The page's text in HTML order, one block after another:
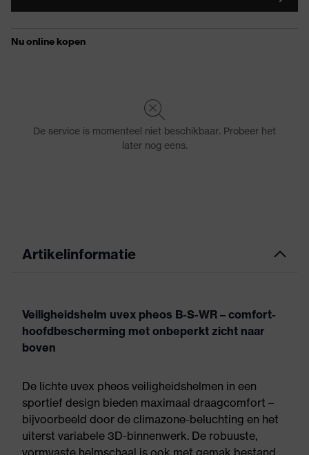
Artikelinformatie
Veiligheidshelm uvex pheos B-S-WR – comfort-
hoofdbescherming met onbeperkt zicht naar
boven
De lichte uvex pheos veiligheidshelmen in een
sportief design bieden maximaal draagcomfort –
bijvoorbeeld door de climazone-beluchting en het
uiterst variabele 3D-binnenwerk. De robuuste,
vormvaste helmschaal is ook met gemak bestand